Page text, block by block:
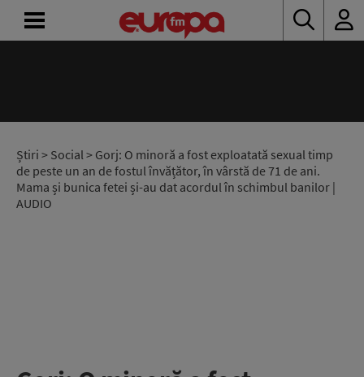
Știri > Social> Gorj: O minoră a fost exploatată sexual timp
de peste un an de fostul învățător, în vârstă de 71 de ani.
Mama și bunica fetei și-au dat acordul în schimbul banilor |
AUDIO
RADIO
CONCURSURI